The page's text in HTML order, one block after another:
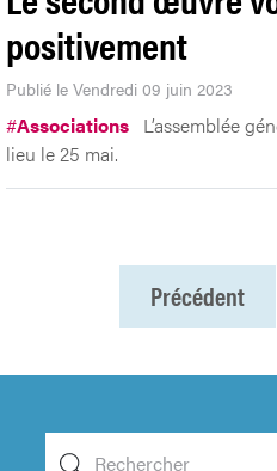
positivement
Publié le Vendredi 09 juin 2023
#Associations L’assemblée
lieu le 25 mai.
Précédent